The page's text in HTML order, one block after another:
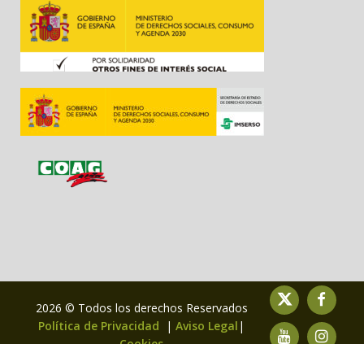
2026 © Todos los derechos Reservados
Política de Privacidad
| Aviso Legal |